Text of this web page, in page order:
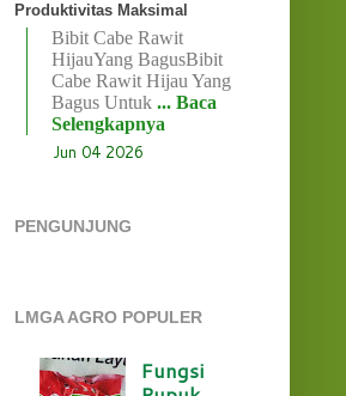
Produktivitas Maksimal
Bibit Cabe Rawit
HijauYang BagusBibit
Cabe Rawit Hijau Yang
Bagus Untuk ... Baca
Selengkapnya
Jun 04 2026
PENGUNJUNG
LMGA AGRO POPULER
Fungsi